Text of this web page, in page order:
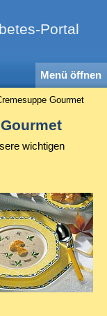
Portal
Menü öffnen
Gourmet
wichtigen